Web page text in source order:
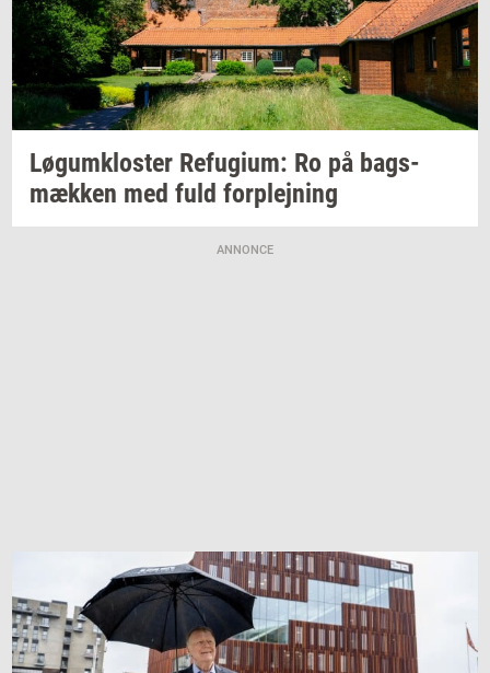
Løgum­klo­ster Re­fu­gi­um: Ro på bags­
mæk­ken med fuld for­plej­ning
ANNONCE